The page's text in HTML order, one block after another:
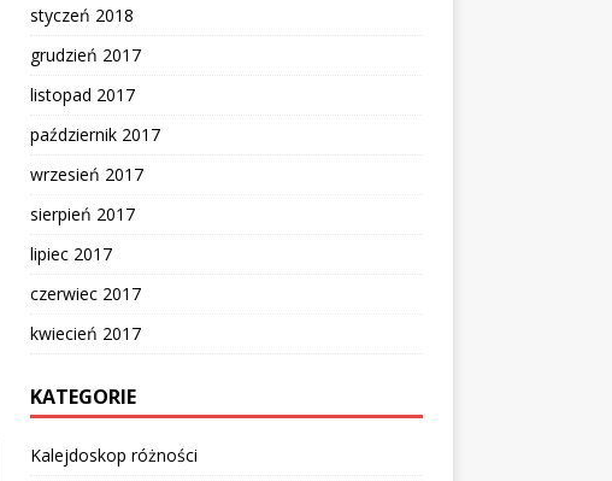
styczeń 2018
grudzień 2017
listopad 2017
październik 2017
wrzesień 2017
sierpień 2017
lipiec 2017
czerwiec 2017
kwiecień 2017
KATEGORIE
Kalejdoskop różności